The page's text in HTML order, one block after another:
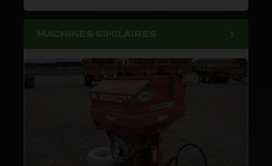
MACHINES SIMILAIRES